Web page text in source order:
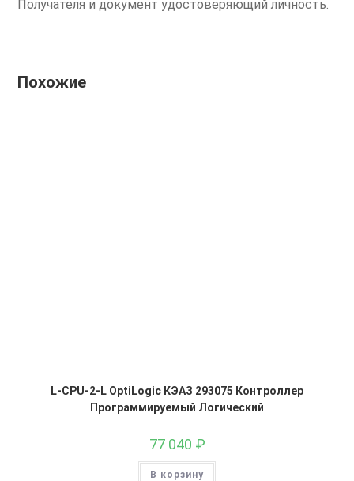
Получателя и документ удостоверяющий личность.
Похожие
L-CPU-2-L OptiLogic КЭАЗ 293075 Контроллер
Программируемый Логический
77 040 ₽
В корзину